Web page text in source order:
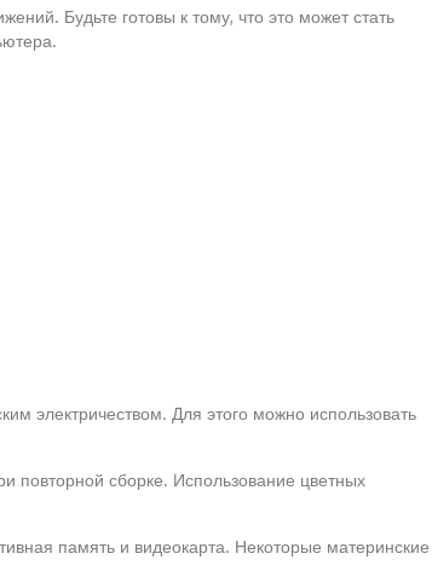
Будьте готовы к тому, что это может стать
электричеством. Для этого можно использовать
повторной сборке. Использование цветных
память и видеокарта. Некоторые материнские